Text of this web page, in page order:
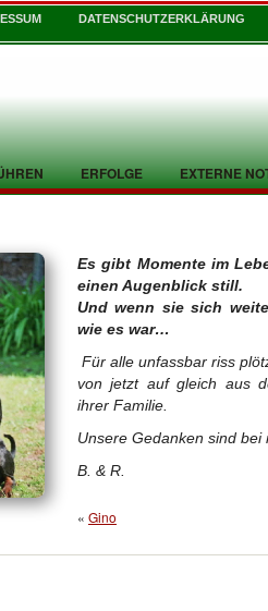
DATENSCHUTZERKLÄRUNG
ERFOLGE EXTERNE
Es gibt Momente im
einen Augenblick still.
Und wenn sie sich
wie es war…
Für alle unfassbar riss
von jetzt auf gleich aus
ihrer Familie.
Unsere Gedanken sind bei
B. & R.
« Gino